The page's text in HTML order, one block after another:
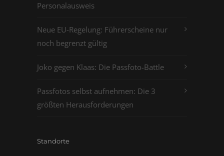
Personalausweis
Neue EU-Regelung: Führerscheine nur
noch begrenzt gültig
Joko gegen Klaas: Die Passfoto-Battle
Passfotos selbst aufnehmen: Die 3
größten Herausforderungen
Standorte